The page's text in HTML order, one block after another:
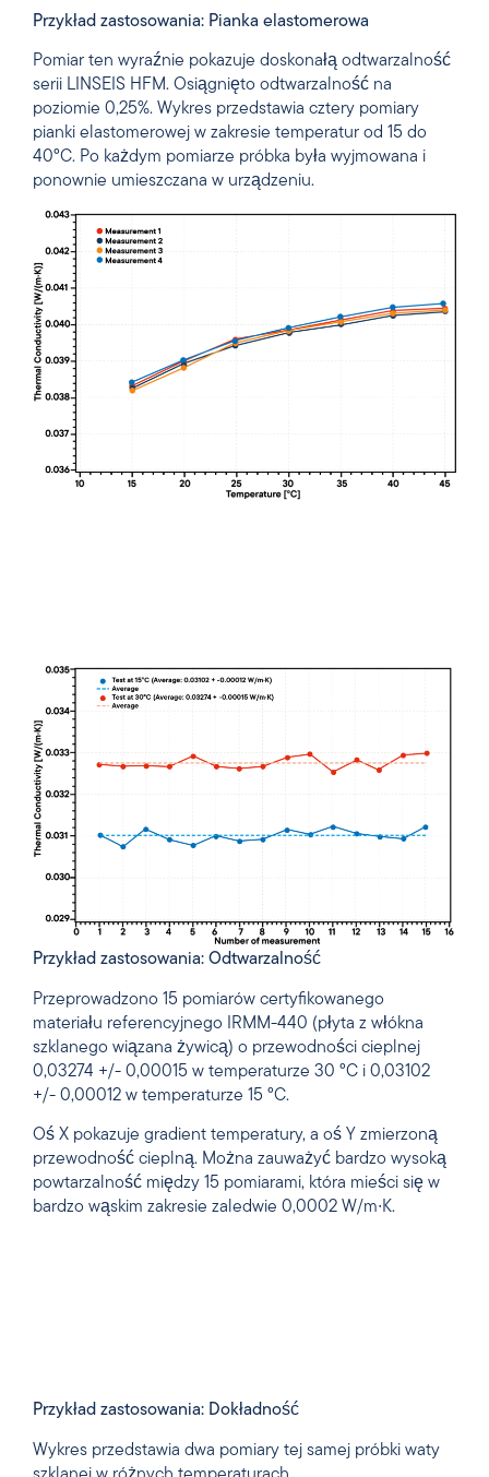
Przykład zastosowania: Pianka elastomerowa
Pomiar ten wyraźnie pokazuje doskonałą odtwarzalność
serii LINSEIS HFM. Osiągnięto odtwarzalność na
poziomie 0,25%. Wykres przedstawia cztery pomiary
pianki elastomerowej w zakresie temperatur od 15 do
40°C. Po każdym pomiarze próbka była wyjmowana i
ponownie umieszczana w urządzeniu.
Przykład zastosowania: Odtwarzalność
Przeprowadzono 15 pomiarów certyfikowanego
materiału referencyjnego IRMM-440 (płyta z włókna
szklanego wiązana żywicą) o przewodności cieplnej
0,03274 +/- 0,00015 w temperaturze 30 °C i 0,03102
+/- 0,00012 w temperaturze 15 °C.
Oś X pokazuje gradient temperatury, a oś Y zmierzoną
przewodność cieplną. Można zauważyć bardzo wysoką
powtarzalność między 15 pomiarami, która mieści się w
bardzo wąskim zakresie zaledwie 0,0002 W/m∙K.
Przykład zastosowania: Dokładność
Wykres przedstawia dwa pomiary tej samej próbki waty